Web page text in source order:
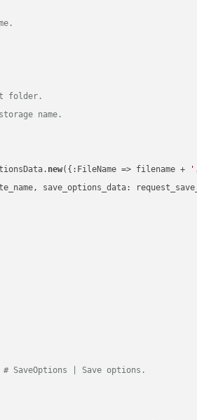
folder.
name.
new({:FileName => filename +
save_options_data:
# SaveOptions | Save options.